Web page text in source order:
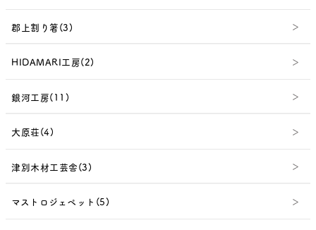
郡上割り箸(3)
HIDAMARI工房(2)
銀河工房(11)
大原荘(4)
津別木材工芸舎(3)
マストロジェペット(5)